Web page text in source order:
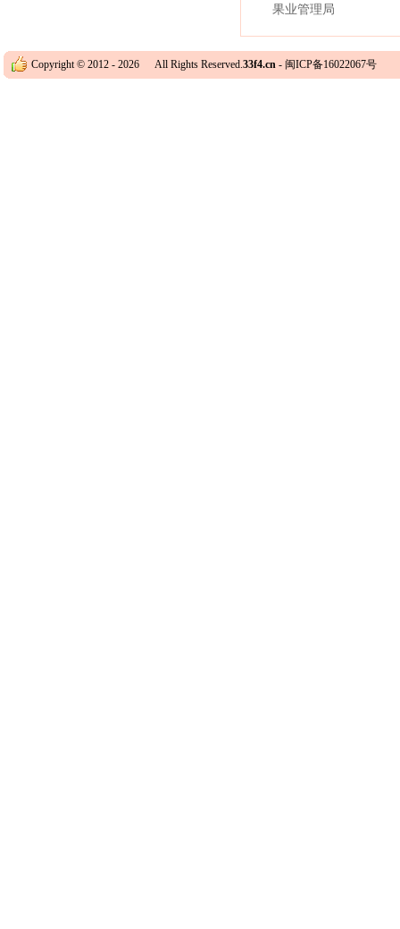
果业管理局
Copyright © 2012 - 2026 All Rights Reserved.33f4.cn - 闽ICP备16022067号